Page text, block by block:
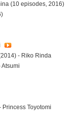
(10 episodes, 2016)
- Riko Rinda
Atsumi
Princess Toyotomi